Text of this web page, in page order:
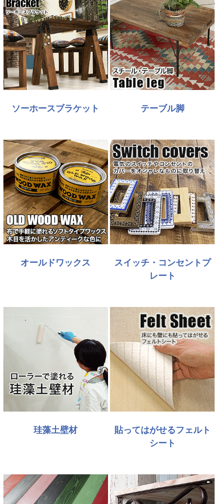
ソーホースブラケット テーブル脚
オールドワックス
スイッチ・コンセントプ
レート
珪藻土壁材
貼ってはがせるフェルト
シート